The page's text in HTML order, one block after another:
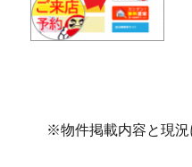
※物件掲載内容と現況